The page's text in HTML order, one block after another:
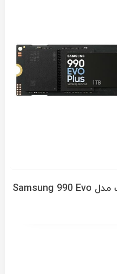
اس اس دی سامسونگ مدل Samsung 990 Evo